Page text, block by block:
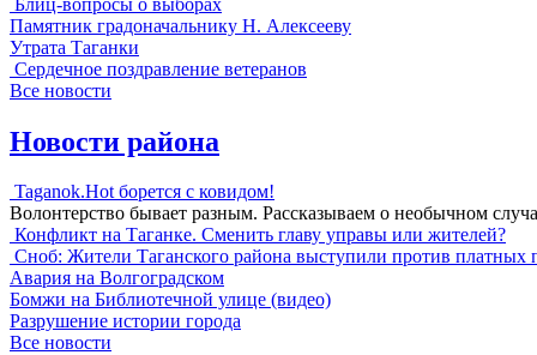
Памятник градоначальнику Н. Алексееву
Утрата Таганки
Сердечное поздравление ветеранов
Все новости
Новости района
Taganok.Hot борется с ковидом!
Волонтерство бывает разным. Рассказываем о необычном
Конфликт на Таганке. Сменить главу управы или жителей?
Сноб: Жители Таганского района выступили против платных
Авария на Волгоградском
Бомжи на Библиотечной улице (видео)
Разрушение истории города
Все новости